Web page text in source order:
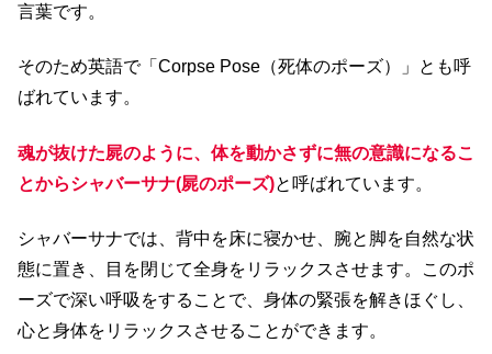
言葉です。
そのため英語で「Corpse Pose（死体のポーズ）」とも呼
ばれています。
魂が抜けた屍のように、体を動かさずに無の意識になるこ
とからシャバーサナ(屍のポーズ)と呼ばれています。
シャバーサナでは、背中を床に寝かせ、腕と脚を自然な状
態に置き、目を閉じて全身をリラックスさせます。このポ
ーズで深い呼吸をすることで、身体の緊張を解きほぐし、
心と身体をリラックスさせることができます。